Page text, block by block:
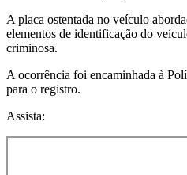
A placa ostentada no veículo
elementos de identificação do
criminosa.
A ocorrência foi encaminhada à
para o registro.
Assista: